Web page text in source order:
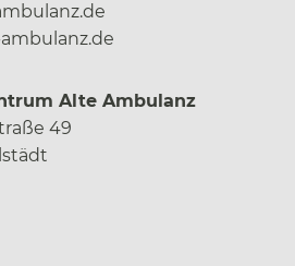
Alte Ambulanz
49